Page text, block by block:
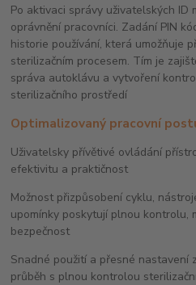
Po aktivaci správy uživatelských ID
oprávnění pracovníci. Zadání PIN
historie používání, která umožňuje
sterilizačním procesem. Tím je
správa autoklávu a vytvoření
sterilizačního prostředí
Optimalizovaný pracovní
Uživatelsky přívětivé ovládání
efektivitu a praktičnost
Možnost přizpůsobení cyklu,
upomínky poskytují plnou kontrolu,
bezpečnost
Snadné použití a přesné
průběh s plnou kontrolou